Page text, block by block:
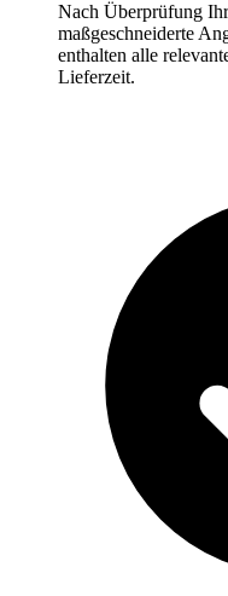
Nach Überprüfung
maßgeschneiderte
enthalten alle
Lieferzeit.